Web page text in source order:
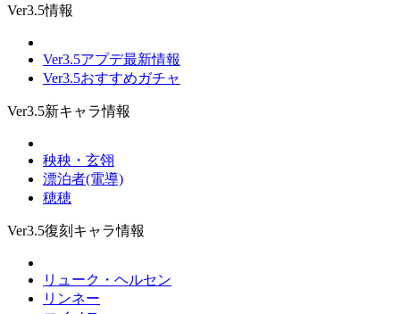
Ver3.5情報
Ver3.5アプデ最新情報
Ver3.5おすすめガチャ
Ver3.5新キャラ情報
秧秧・玄翎
漂泊者(電導)
穂穂
Ver3.5復刻キャラ情報
リューク・ヘルセン
リンネー